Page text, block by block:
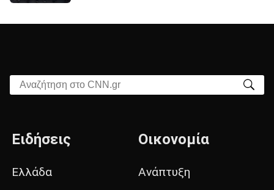
Αναζήτηση στο CNN.gr
Ειδήσεις
Ελλάδα
Οικονομία
Ανάπτυξη